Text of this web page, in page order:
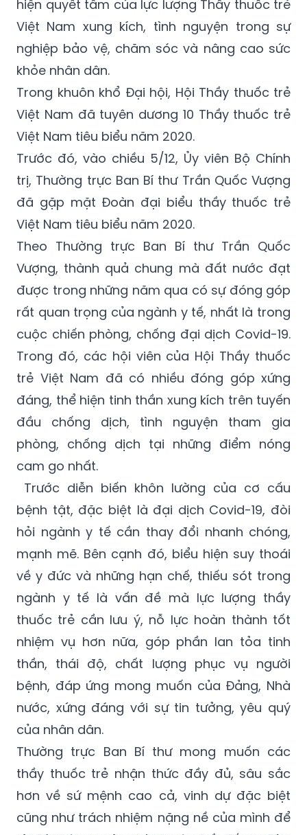
nghiệp bảo vệ, chăm sóc và nâng cao sức
khỏe nhân dân.
Trong khuôn khổ Đại hội, Hội Thầy thuốc trẻ
Việt Nam đã tuyên dương 10 Thầy thuốc trẻ
Việt Nam tiêu biểu năm 2020.
Trước đó, vào chiều 5/12, Ủy viên Bộ Chính
trị, Thường trực Ban Bí thư Trần Quốc Vượng
đã gặp mặt Đoàn đại biểu thầy thuốc trẻ
Việt Nam tiêu biểu năm 2020.
Theo Thường trực Ban Bí thư Trần Quốc
Vượng, thành quả chung mà đất nước đạt
được trong những năm qua có sự đóng góp
rất quan trọng của ngành y tế, nhất là trong
cuộc chiến phòng, chống đại dịch Covid-19.
Trong đó, các hội viên của Hội Thầy thuốc
trẻ Việt Nam đã có nhiều đóng góp xứng
đáng, thể hiện tinh thần xung kích trên tuyến
đầu chống dịch, tình nguyện tham gia
phòng, chống dịch tại những điểm nóng
cam go nhất.
Trước diễn biến khôn lường của cơ cấu
bệnh tật, đặc biệt là đại dịch Covid-19, đòi
hỏi ngành y tế cần thay đổi nhanh chóng,
mạnh mẽ. Bên cạnh đó, biểu hiện suy thoái
về y đức và những hạn chế, thiếu sót trong
ngành y tế là vấn đề mà lực lượng thầy
thuốc trẻ cần lưu ý, nỗ lực hoàn thành tốt
nhiệm vụ hơn nữa, góp phần lan tỏa tinh
thần, thái độ, chất lượng phục vụ người
bệnh, đáp ứng mong muốn của Đảng, Nhà
nước, xứng đáng với sự tin tưởng, yêu quý
của nhân dân.
Thường trực Ban Bí thư mong muốn các
thầy thuốc trẻ nhận thức đầy đủ, sâu sắc
hơn về sứ mệnh cao cả, vinh dự đặc biệt
cũng như trách nhiệm nặng nề của mình để
từ đó không ngừng rèn luyện, bồi đắp y đức;
tu dưỡng, học tập nâng cao chuyên môn